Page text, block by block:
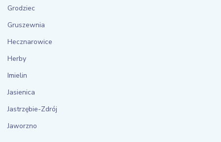
Grodziec
Gruszewnia
Hecznarowice
Herby
Imielin
Jasienica
Jastrzębie-Zdrój
Jaworzno